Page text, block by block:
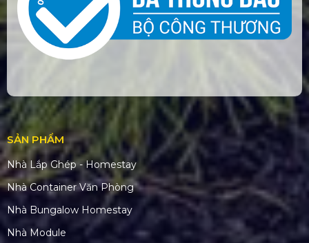
SẢN PHẨM
Nhà Lắp Ghép - Homestay
Nhà Container Văn Phòng
Nhà Bungalow Homestay
Nhà Module